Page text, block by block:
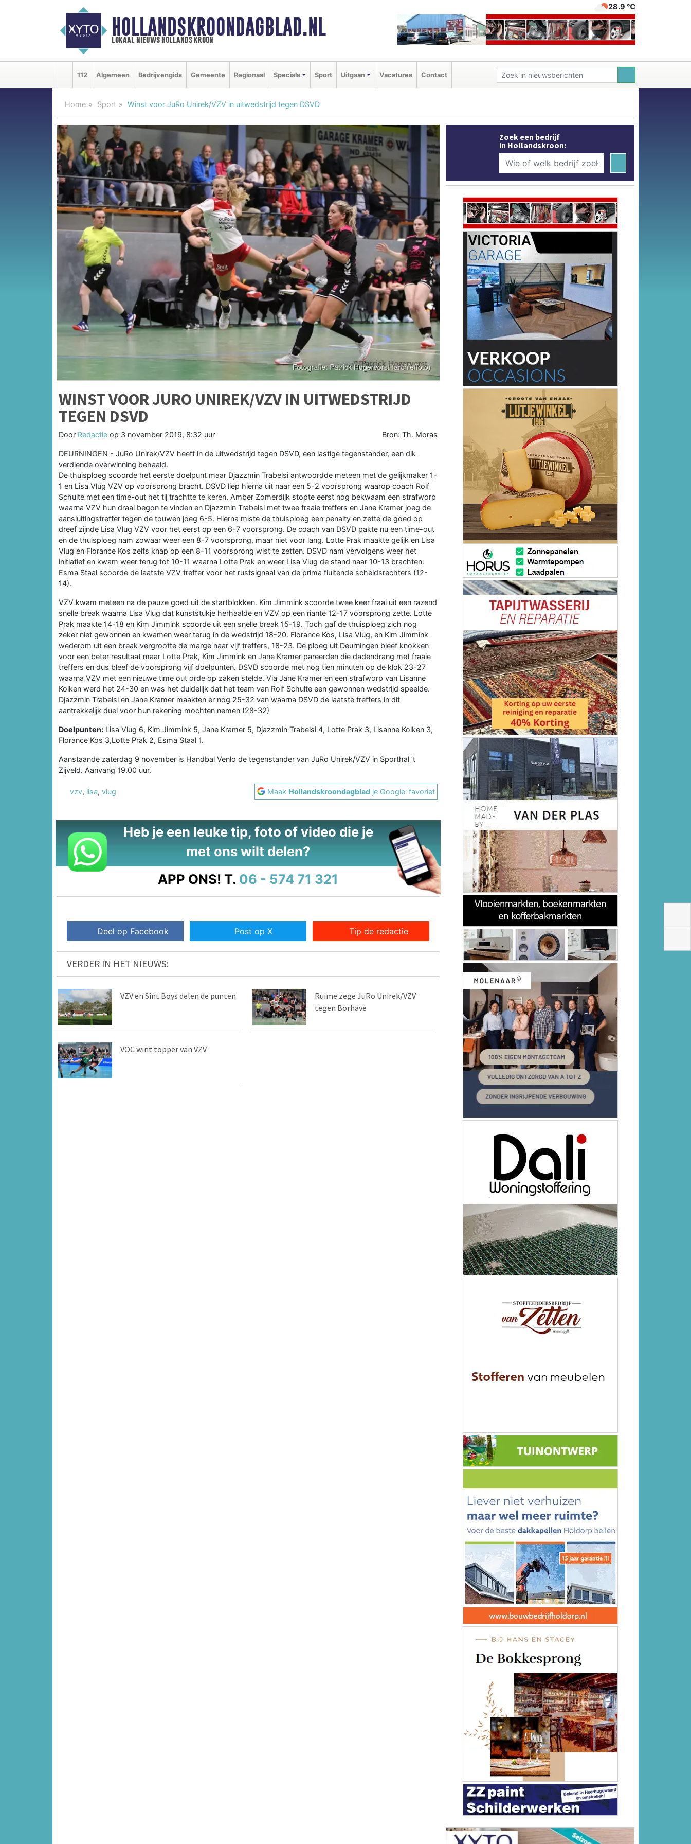
HOLLANDSKROONDAGBLAD.NL
lokaal nieuws hollands kroon
28.9 ℃
112 Algemeen Bedrijvengids Gemeente Regionaal Specials Sport Uitgaan Vacatures Contact
Home Sport Winst voor JuRo Unirek/VZV in uitwedstrijd tegen DSVD
WINST VOOR JURO UNIREK/VZV IN UITWEDSTRIJD
TEGEN DSVD
Door Redactie op 3 november 2019, 8:32 uur Bron: Th. Moras
DEURNINGEN - JuRo Unirek/VZV heeft in de uitwedstrijd tegen DSVD, een lastige tegenstander, een dik
verdiende overwinning behaald.
De thuisploeg scoorde het eerste doelpunt maar Djazzmin Trabelsi antwoordde meteen met de gelijkmaker 1-
1 en Lisa Vlug VZV op voorsprong bracht. DSVD liep hierna uit naar een 5-2 voorsprong waarop coach Rolf
Schulte met een time-out het tij trachtte te keren. Amber Zomerdijk stopte eerst nog bekwaam een strafworp
waarna VZV hun draai begon te vinden en Djazzmin Trabelsi met twee fraaie treffers en Jane Kramer joeg de
aansluitingstreffer tegen de touwen joeg 6-5. Hierna miste de thuisploeg een penalty en zette de goed op
dreef zijnde Lisa Vlug VZV voor het eerst op een 6-7 voorsprong. De coach van DSVD pakte nu een time-out
en de thuisploeg nam zowaar weer een 8-7 voorsprong, maar niet voor lang. Lotte Prak maakte gelijk en Lisa
Vlug en Florance Kos zelfs knap op een 8-11 voorsprong wist te zetten. DSVD nam vervolgens weer het
initiatief en kwam weer terug tot 10-11 waarna Lotte Prak en weer Lisa Vlug de stand naar 10-13 brachten.
Esma Staal scoorde de laatste VZV treffer voor het rustsignaal van de prima fluitende scheidsrechters (12-
14).
VZV kwam meteen na de pauze goed uit de startblokken. Kim Jimmink scoorde twee keer fraai uit een razend
snelle break waarna Lisa Vlug dat kunststukje herhaalde en VZV op een riante 12-17 voorsprong zette. Lotte
Prak maakte 14-18 en Kim Jimmink scoorde uit een snelle break 15-19. Toch gaf de thuisploeg zich nog
zeker niet gewonnen en kwamen weer terug in de wedstrijd 18-20. Florance Kos, Lisa Vlug, en Kim Jimmink
wederom uit een break vergrootte de marge naar vijf treffers, 18-23. De ploeg uit Deurningen bleef knokken
voor een beter resultaat maar Lotte Prak, Kim Jimmink en Jane Kramer pareerden die dadendrang met fraaie
treffers en dus bleef de voorsprong vijf doelpunten. DSVD scoorde met nog tien minuten op de klok 23-27
waarna VZV met een nieuwe time out orde op zaken stelde. Via Jane Kramer en een strafworp van Lisanne
Kolken werd het 24-30 en was het duidelijk dat het team van Rolf Schulte een gewonnen wedstrijd speelde.
Djazzmin Trabelsi en Jane Kramer maakten er nog 25-32 van waarna DSVD de laatste treffers in dit
aantrekkelijk duel voor hun rekening mochten nemen (28-32)
Doelpunten: Lisa Vlug 6, Kim Jimmink 5, Jane Kramer 5, Djazzmin Trabelsi 4, Lotte Prak 3, Lisanne Kolken 3,
Florance Kos 3,Lotte Prak 2, Esma Staal 1.
Aanstaande zaterdag 9 november is Handbal Venlo de tegenstander van JuRo Unirek/VZV in Sporthal ’t
Zijveld. Aanvang 19.00 uur.
vzv, lisa, vlug Maak Hollandskroondagblad je Google-favoriet
Heb je een leuke tip, foto of video die je
met ons wilt delen?
APP ONS! T. 06 - 574 71 321
Deel op Facebook Post op X Tip de redactie
VERDER IN HET NIEUWS:
VZV en Sint Boys delen de punten
Ruime zege JuRo Unirek/VZV
tegen Borhave
VOC wint topper van VZV
Zoek een bedrijf
in Hollandskroon: